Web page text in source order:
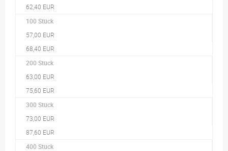
62,40 EUR
100 Stück
57,00 EUR
68,40 EUR
200 Stück
63,00 EUR
75,60 EUR
300 Stück
73,00 EUR
87,60 EUR
400 Stück